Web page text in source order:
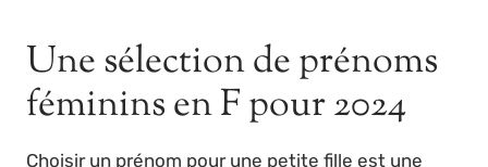
Une sélection de prénoms
féminins en F pour 2024
Choisir un prénom pour une petite fille est une